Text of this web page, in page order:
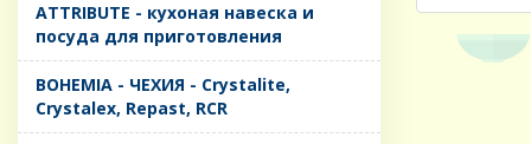
ATTRIBUTE - кухоная навеска и
посуда для приготовления
BOHEMIA - ЧЕХИЯ - Crystalite,
Crystalex, Repast, RCR